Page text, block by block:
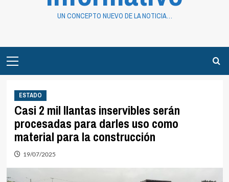
UN CONCEPTO NUEVO DE LA NOTICIA…
Menu
ESTADO
Casi 2 mil llantas inservibles serán
procesadas para darles uso como
material para la construcción
19/07/2025